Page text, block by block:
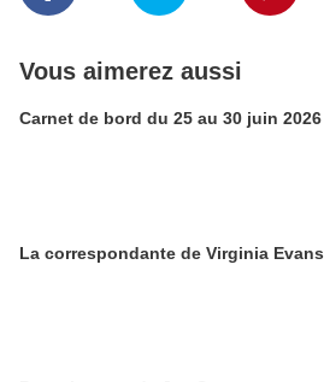
Vous aimerez aussi
Carnet de bord du 25 au 30 juin 2026
La correspondante de Virginia Evans